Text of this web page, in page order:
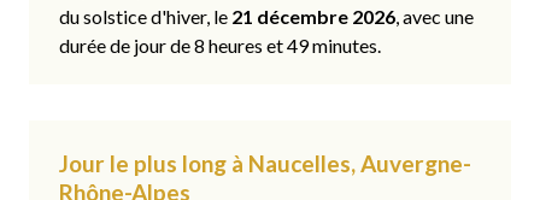
du solstice d'hiver, le 21 décembre 2026, avec une
durée de jour de 8 heures et 49 minutes.
Jour le plus long à Naucelles, Auvergne-
Rhône-Alpes